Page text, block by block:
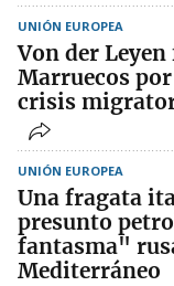
UNIÓN EUROPEA
Von der
Marruecos
crisis
UNIÓN EUROPEA
Una fragata
presunto
fantasma"
Mediterráneo